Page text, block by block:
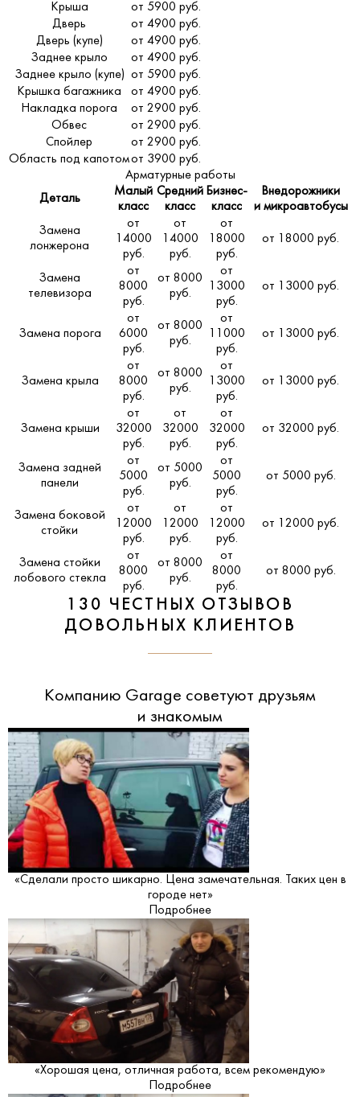
Крыша
от 5900 руб.
Дверь
от 4900 руб.
Дверь (купе)
от 4900 руб.
Заднее крыло
от 4900 руб.
Заднее крыло (купе) от 5900 руб.
Крышка багажника
от 4900 руб.
Накладка порога
от 2900 руб.
Обвес
от 2900 руб.
Спойлер
от 2900 руб.
Область под капотомот 3900 руб.
Арматурные работы
Деталь
Малый
класс
Средний
класс
Бизнес-
класс
Внедорожники
и микроавтобусы
Замена
лонжерона
от
14000
руб.
от
14000
руб.
от
18000
руб.
от 18000 руб.
Замена
телевизора
от
8000
руб.
от 8000
руб.
от
13000
руб.
от 13000 руб.
Замена порога
от
6000
руб.
от 8000
руб.
от
11000
руб.
от 13000 руб.
Замена крыла
от
8000
руб.
от 8000
руб.
от
13000
руб.
от 13000 руб.
Замена крыши
от
32000
руб.
от
32000
руб.
от
32000
руб.
от 32000 руб.
Замена задней
панели
от
5000
руб.
от 5000
руб.
от
5000
руб.
от 5000 руб.
Замена боковой
стойки
от
12000
руб.
от
12000
руб.
от
12000
руб.
от 12000 руб.
Замена стойки
лобового стекла
от
8000
руб.
от 8000
руб.
от
8000
руб.
от 8000 руб.
130 ЧЕСТНЫХ ОТЗЫВОВ
ДОВОЛЬНЫХ КЛИЕНТОВ
Компанию Garage советуют друзьям
и знакомым
«Сделали просто шикарно. Цена замечательная. Таких цен в
городе нет»
Подробнее
«Хорошая цена, отличная работа, всем рекомендую»
Подробнее